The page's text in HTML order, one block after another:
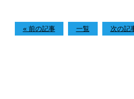
« 前の記事 一覧 次の記